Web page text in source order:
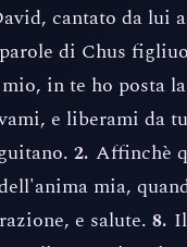
cantato da lui
di Chus
in te ho posta
e liberami da
2. Affinchè
mia,
e salute. 8.